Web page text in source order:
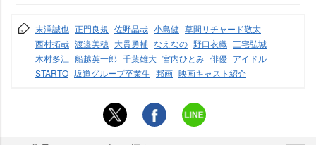
末澤誠也 正門良規 佐野晶哉 小島健 草間リチャード敬太
西村拓哉 渡邉美穂 大貫勇輔 なえなの 野口衣織 三宅弘城
木村多江 船越英一郎 千葉雄大 宮内ひとみ 俳優 アイドル
STARTO 坂道グループ卒業生 邦画 映画キャスト紹介